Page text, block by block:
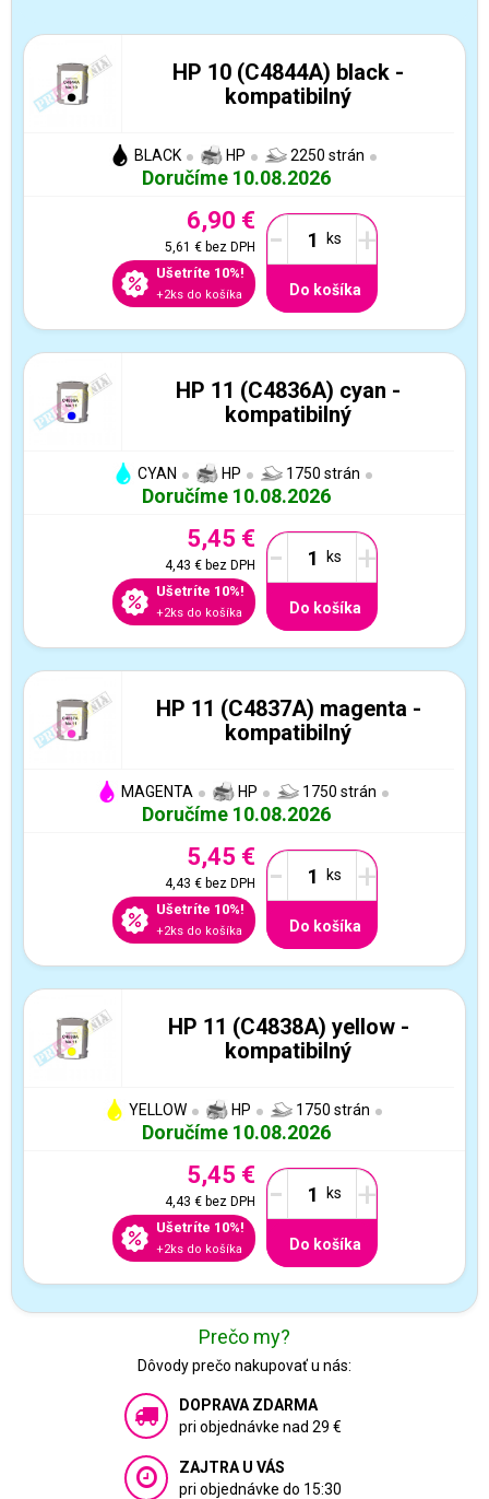
HP 10 (C4844A) black -
kompatibilný
BLACK HP 2250 strán
Doručíme 10.08.2026
6,90 €
5,61 €bez DPH
Ušetríte 10%!
+2ks do košíka
- +
Do košíka
HP 11 (C4836A) cyan -
kompatibilný
CYAN HP 1750 strán
Doručíme 10.08.2026
5,45 €
4,43 €bez DPH
Ušetríte 10%!
+2ks do košíka
- +
Do košíka
HP 11 (C4837A) magenta -
kompatibilný
MAGENTA HP 1750 strán
Doručíme 10.08.2026
5,45 €
4,43 €bez DPH
Ušetríte 10%!
+2ks do košíka
- +
Do košíka
HP 11 (C4838A) yellow -
kompatibilný
YELLOW HP 1750 strán
Doručíme 10.08.2026
5,45 €
4,43 €bez DPH
Ušetríte 10%!
+2ks do košíka
- +
Do košíka
Prečo my?
Dôvody prečo nakupovať u nás:
DOPRAVA ZDARMA
pri objednávke nad 29 €
ZAJTRA U VÁS
pri objednávke do 15:30